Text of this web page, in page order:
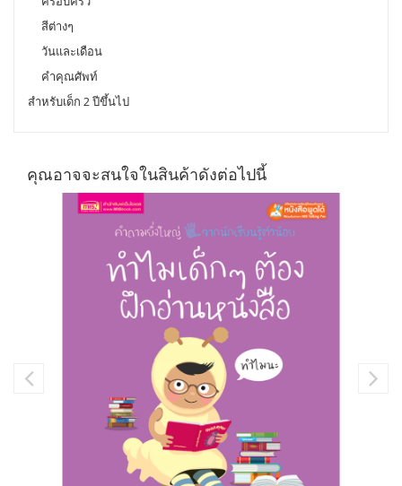
สีต่างๆ
วันและเดือน
คำคุณศัพท์
สำหรับเด็ก 2 ปีขึ้นไป
คุณอาจจะสนใจในสินค้าดังต่อไปนี้